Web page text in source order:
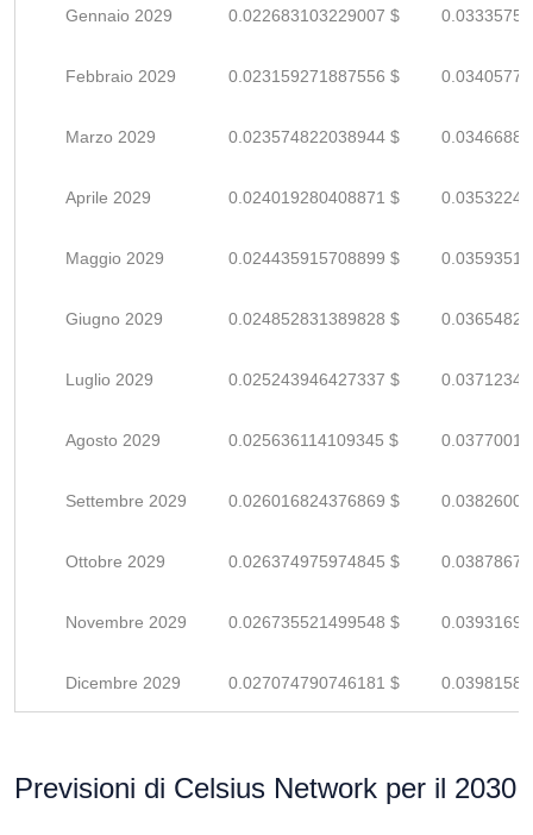
Gennaio 2029 0.022683103229007 $
Febbraio 2029 0.023159271887556 $
Marzo 2029 0.023574822038944 $
Aprile 2029 0.024019280408871 $
Maggio 2029 0.024435915708899 $
Giugno 2029 0.024852831389828 $
Luglio 2029 0.025243946427337 $
Agosto 2029 0.025636114109345 $
Settembre 2029 0.026016824376869 $
Ottobre 2029 0.026374975974845 $
Novembre 2029 0.026735521499548 $
Dicembre 2029 0.027074790746181 $
Previsioni di Celsius Network per il 2030